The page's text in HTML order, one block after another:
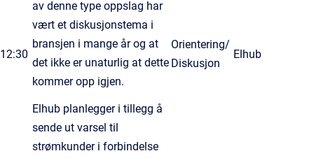
12:30
av denne type oppslag har
vært et diskusjonstema i
bransjen i mange år og at
det ikke er unaturlig at dette
kommer opp igjen.
Elhub planlegger i tillegg å
sende ut varsel til
strømkunder i forbindelse
Orientering/
Diskusjon
Elhub